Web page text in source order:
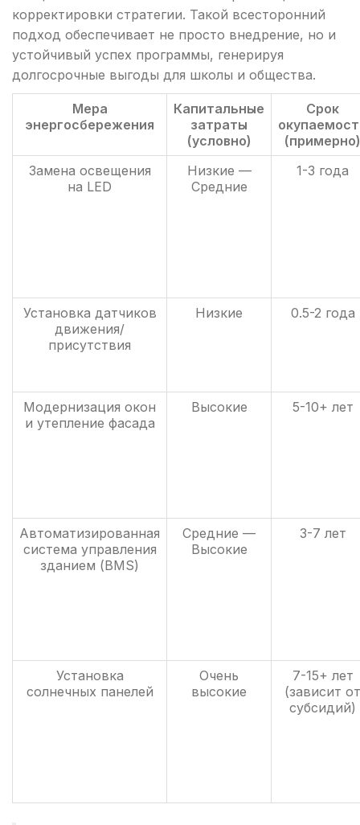
корректировки стратегии. Такой всесторонний
подход обеспечивает не просто внедрение, но и
устойчивый успех программы, генерируя
долгосрочные выгоды для школы и общества.
Мера
энергосбережения
Капитальные
затраты
(условно)
Срок
(примерно)
Замена освещения
на LED
Низкие —
Средние
1-3 года
Установка датчиков
движения/
присутствия
Низкие 0.5-2 года
Модернизация окон
и утепление фасада
Высокие 5-10+ лет
Автоматизированная
система управления
зданием (BMS)
Средние —
Высокие
3-7 лет
Установка
солнечных панелей
Очень
высокие
7-15+ лет
(зависит от
субсидий)